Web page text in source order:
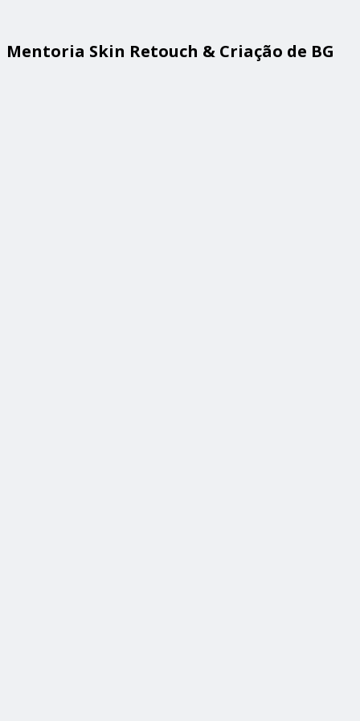
Mentoria Skin Retouch & Criação de BG